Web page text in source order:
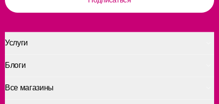
Услуги
Блоги
Все магазины